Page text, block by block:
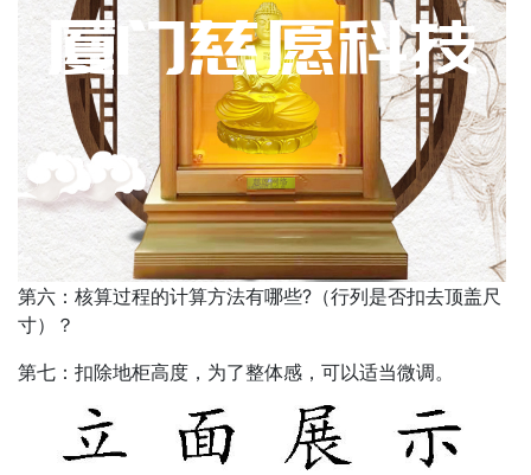
第六：核算过程的计算方法有哪些?（行列是否扣去顶盖尺
寸）？
第七：扣除地柜高度，为了整体感，可以适当微调。